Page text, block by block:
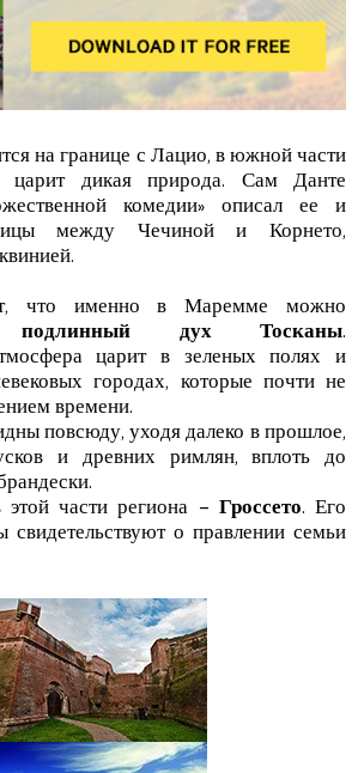
на границе с Лацио, в южной части
царит дикая природа. Сам Данте
комедии» описал ее и
между Чечиной и Корнето,
что именно в Маремме можно
подлинный дух Тосканы.
царит в зеленых полях и
городах, которые почти не
времени.
повсюду, уходя далеко в прошлое,
и древних римлян, вплоть до
части региона – Гроссето. Его
свидетельствуют о правлении семьи